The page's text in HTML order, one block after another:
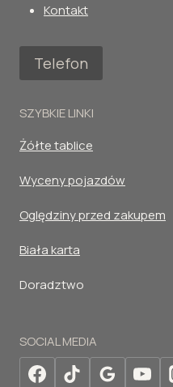
Kontakt
Telefon
SZYBKIE LINKI
Żółte tablice
Wyceny pojazdów
Oględziny przed zakupem
Biała karta
Doradztwo
SOCIAL MEDIA